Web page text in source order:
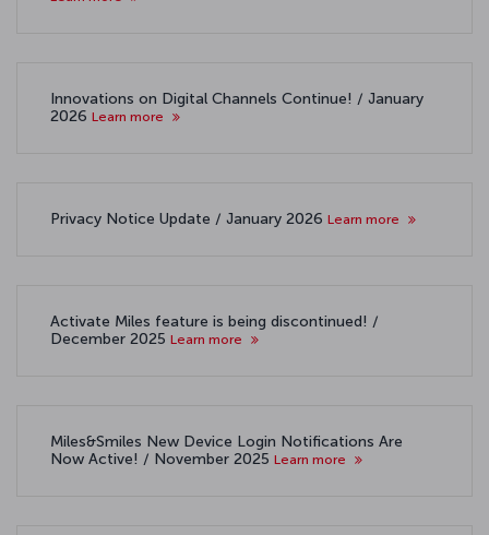
Innovations on Digital Channels Continue! / January
2026 Learn more
Privacy Notice Update / January 2026 Learn more
Activate Miles feature is being discontinued! /
December 2025 Learn more
Miles&Smiles New Device Login Notifications Are
Now Active! / November 2025 Learn more